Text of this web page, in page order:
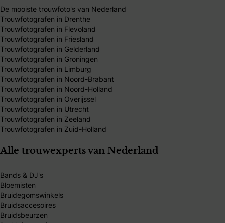
De mooiste trouwfoto's van Nederland
Trouwfotografen in Drenthe
Trouwfotografen in Flevoland
Trouwfotografen in Friesland
Trouwfotografen in Gelderland
Trouwfotografen in Groningen
Trouwfotografen in Limburg
Trouwfotografen in Noord-Brabant
Trouwfotografen in Noord-Holland
Trouwfotografen in Overijssel
Trouwfotografen in Utrecht
Trouwfotografen in Zeeland
Trouwfotografen in Zuid-Holland
Alle trouwexperts van Nederland
Bands & DJ's
Bloemisten
Bruidegomswinkels
Bruidsaccesoires
Bruidsbeurzen